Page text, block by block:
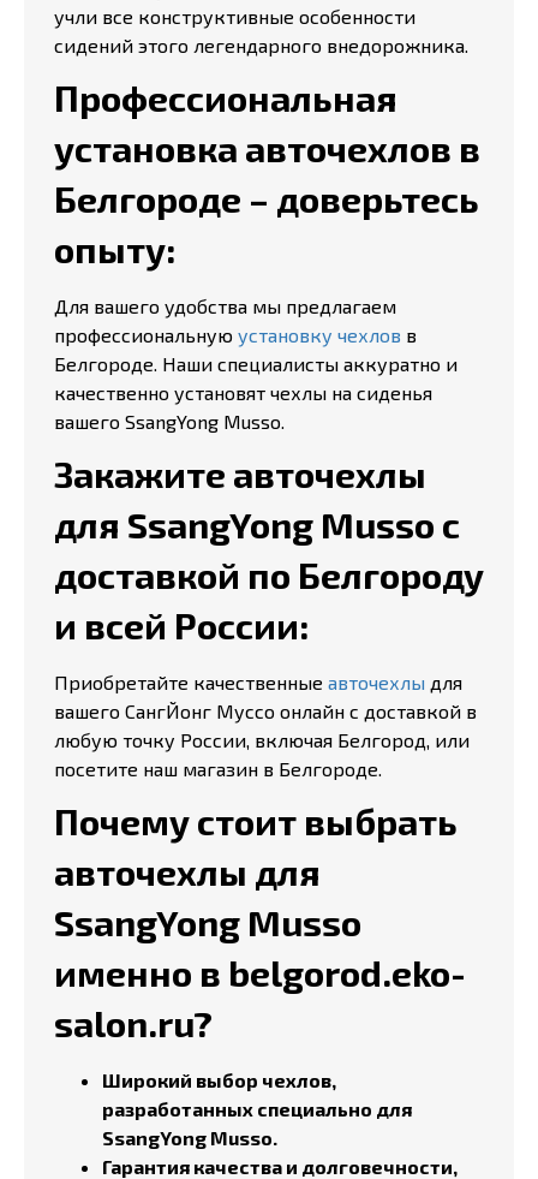
учли все конструктивные особенности
сидений этого легендарного внедорожника.
Профессиональная
установка авточехлов в
Белгороде – доверьтесь
опыту:
Для вашего удобства мы предлагаем
профессиональную установку чехлов в
Белгороде. Наши специалисты аккуратно и
качественно установят чехлы на сиденья
вашего SsangYong Musso.
Закажите авточехлы
для SsangYong Musso с
доставкой по Белгороду
и всей России:
Приобретайте качественные авточехлы для
вашего СангЙонг Муссо онлайн с доставкой в
любую точку России, включая Белгород, или
посетите наш магазин в Белгороде.
Почему стоит выбрать
авточехлы для
SsangYong Musso
именно в belgorod.eko-
salon.ru?
Широкий выбор чехлов,
разработанных специально для
SsangYong Musso.
Гарантия качества и долговечности,